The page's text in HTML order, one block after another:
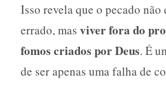
Isso revela que o pecado não
errado, mas viver fora do
fomos criados por Deus. É
de ser apenas uma falha de